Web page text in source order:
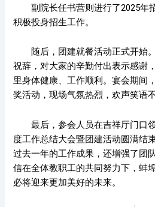
副院长任书营则进行了2025年
积极投身招生工作。
随后，团建就餐活动正式开始
祝辞，对大家的辛勤付出表示感谢
里身体健康、工作顺利。宴会期间
奖活动，现场气氛热烈，欢声笑语不
最后，参会人员在吉祥厅门口
度工作总结大会暨团建活动圆满结
过去一年的工作成果，还增强了团
信在全体教职工的共同努力下，蚌
必将迎来更加美好的未来。